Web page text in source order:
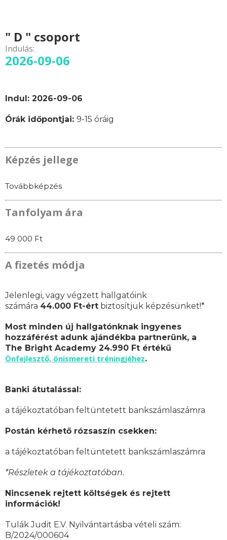
" D " csoport
Indulás:
2026-09-06
Indul: 2026-09-06
Órák időpontjai: 9-15 óráig
Képzés jellege
Továbbképzés
Tanfolyam ára
49 000 Ft
A fizetés módja
Jelenlegi, vagy végzett hallgatóink
számára 44.000 Ft-ért biztosítjuk képzésünket!*
Most minden új hallgatónknak ingyenes
hozzáférést adunk ajándékba partnerünk, a
The Bright Academy 24.990 Ft értékű
Önfejlesztő, önismereti tréningjéhez.
Banki átutalással:
a tájékoztatóban feltüntetett bankszámlaszámra
Postán kérhető rózsaszín csekken:
a tájékoztatóban feltüntetett bankszámlaszámra
*Részletek a tájékoztatóban.
Nincsenek rejtett költségek és rejtett
információk!
Tulák Judit E.V. Nyilvántartásba vételi szám:
B/2024/000604